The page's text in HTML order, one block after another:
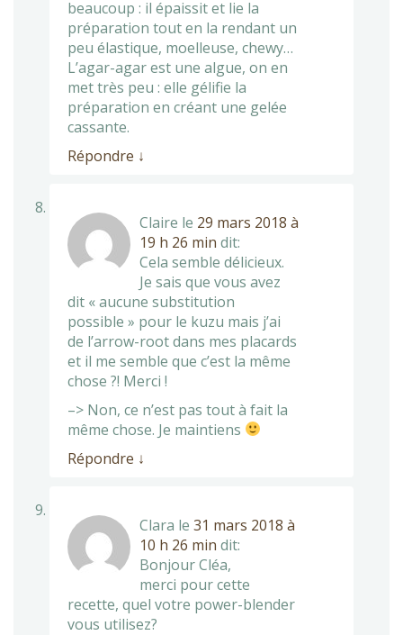
beaucoup : il épaissit et lie la
préparation tout en la rendant un
peu élastique, moelleuse, chewy…
L’agar-agar est une algue, on en
met très peu : elle gélifie la
préparation en créant une gelée
cassante.
Répondre ↓
Claire le 29 mars 2018 à
19 h 26 min dit:
Cela semble délicieux.
Je sais que vous avez
dit « aucune substitution
possible » pour le kuzu mais j’ai
de l’arrow-root dans mes placards
et il me semble que c’est la même
chose ?! Merci !
–> Non, ce n’est pas tout à fait la
même chose. Je maintiens
Répondre ↓
Clara le 31 mars 2018 à
10 h 26 min dit:
Bonjour Cléa,
merci pour cette
recette, quel votre power-blender
vous utilisez?